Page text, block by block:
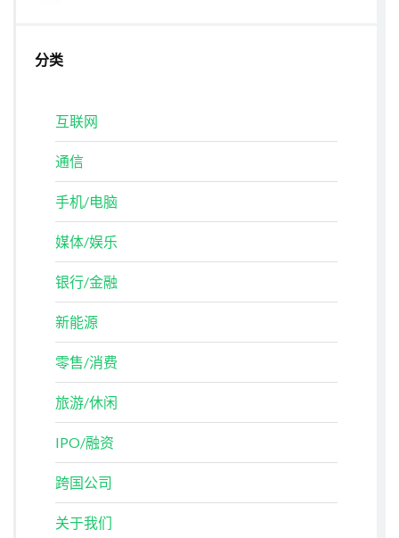
分类
互联网
通信
手机/电脑
媒体/娱乐
银行/金融
新能源
零售/消费
旅游/休闲
IPO/融资
跨国公司
关于我们